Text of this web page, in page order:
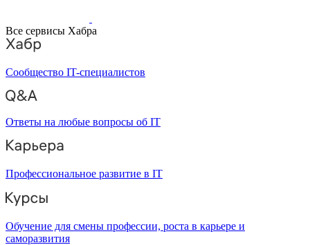
Все сервисы Хабра
Сообщество IT-специалистов
Ответы на любые вопросы об IT
Профессиональное развитие в IT
Обучение для смены профессии, роста в карьере и
саморазвития